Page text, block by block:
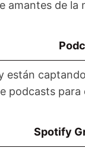
amantes de la
podcasts
Spotify